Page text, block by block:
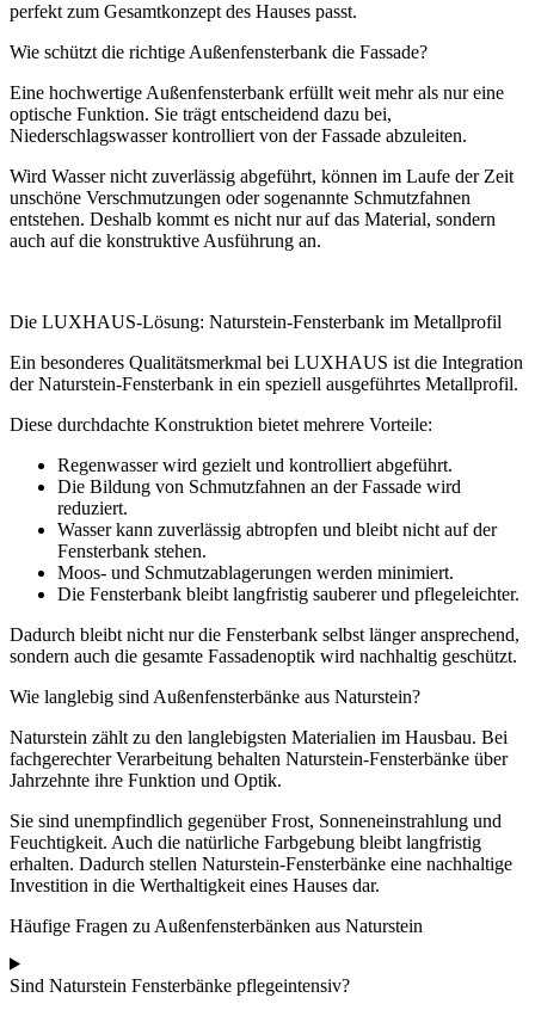
perfekt zum Gesamtkonzept des Hauses passt.
Wie schützt die richtige Außenfensterbank die Fassade?
Eine hochwertige Außenfensterbank erfüllt weit mehr als nur eine
optische Funktion. Sie trägt entscheidend dazu bei,
Niederschlagswasser kontrolliert von der Fassade abzuleiten.
Wird Wasser nicht zuverlässig abgeführt, können im Laufe der Zeit
unschöne Verschmutzungen oder sogenannte Schmutzfahnen
entstehen. Deshalb kommt es nicht nur auf das Material, sondern
auch auf die konstruktive Ausführung an.
Die LUXHAUS-Lösung: Naturstein-Fensterbank im Metallprofil
Ein besonderes Qualitätsmerkmal bei LUXHAUS ist die Integration
der Naturstein-Fensterbank in ein speziell ausgeführtes Metallprofil.
Diese durchdachte Konstruktion bietet mehrere Vorteile:
Regenwasser wird gezielt und kontrolliert abgeführt.
Die Bildung von Schmutzfahnen an der Fassade wird
reduziert.
Wasser kann zuverlässig abtropfen und bleibt nicht auf der
Fensterbank stehen.
Moos- und Schmutzablagerungen werden minimiert.
Die Fensterbank bleibt langfristig sauberer und pflegeleichter.
Dadurch bleibt nicht nur die Fensterbank selbst länger ansprechend,
sondern auch die gesamte Fassadenoptik wird nachhaltig geschützt.
Wie langlebig sind Außenfensterbänke aus Naturstein?
Naturstein zählt zu den langlebigsten Materialien im Hausbau. Bei
fachgerechter Verarbeitung behalten Naturstein-Fensterbänke über
Jahrzehnte ihre Funktion und Optik.
Sie sind unempfindlich gegenüber Frost, Sonneneinstrahlung und
Feuchtigkeit. Auch die natürliche Farbgebung bleibt langfristig
erhalten. Dadurch stellen Naturstein-Fensterbänke eine nachhaltige
Investition in die Werthaltigkeit eines Hauses dar.
Häufige Fragen zu Außenfensterbänken aus Naturstein
Sind Naturstein Fensterbänke pflegeintensiv?